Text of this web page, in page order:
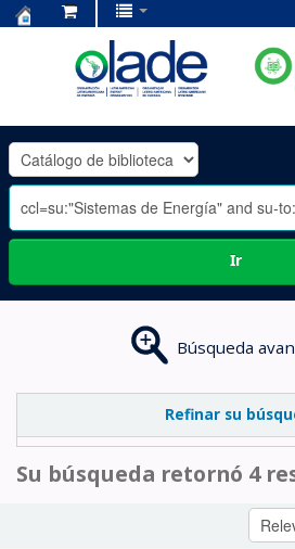
OLADE
-
Ir
Búsqueda
Refinar su
Su búsqueda retornó 4